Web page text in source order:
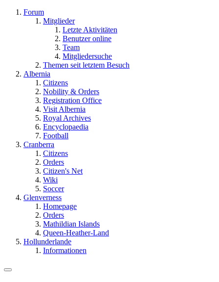
Forum
Mitglieder
Letzte Aktivitäten
Benutzer online
Team
Mitgliedersuche
Themen seit letztem Besuch
Albernia
Citizens
Nobility & Orders
Registration Office
Visit Albernia
Royal Archives
Encyclopaedia
Football
Cranberra
Citizens
Orders
Citizen's Net
Wiki
Soccer
Glenverness
Homepage
Orders
Mathildian Islands
Queen-Heather-Land
Hollunderlande
Informationen